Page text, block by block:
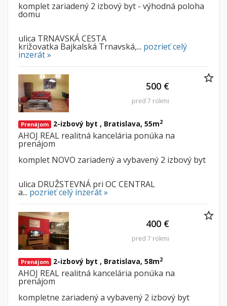
komplet zariadený 2 izbový byt - výhodná poloha
domu
ulica TRNAVSKÁ CESTA
križovatka Bajkalská Trnavská,... pozrieť celý
inzerát »
Prenájom 2-izbový byt , Bratislava, 55m2
AHOJ REAL realitná kancelária ponúka na
prenájom
komplet NOVO zariadený a vybavený 2 izbový byt
ulica DRUŽSTEVNÁ pri OC CENTRAL
a... pozrieť celý inzerát »
500 €
pred 7 rokmi
Prenájom 2-izbový byt , Bratislava, 58m2
AHOJ REAL realitná kancelária ponúka na
prenájom
kompletne zariadený a vybavený 2 izbový byt
400 €
pred 7 rokmi